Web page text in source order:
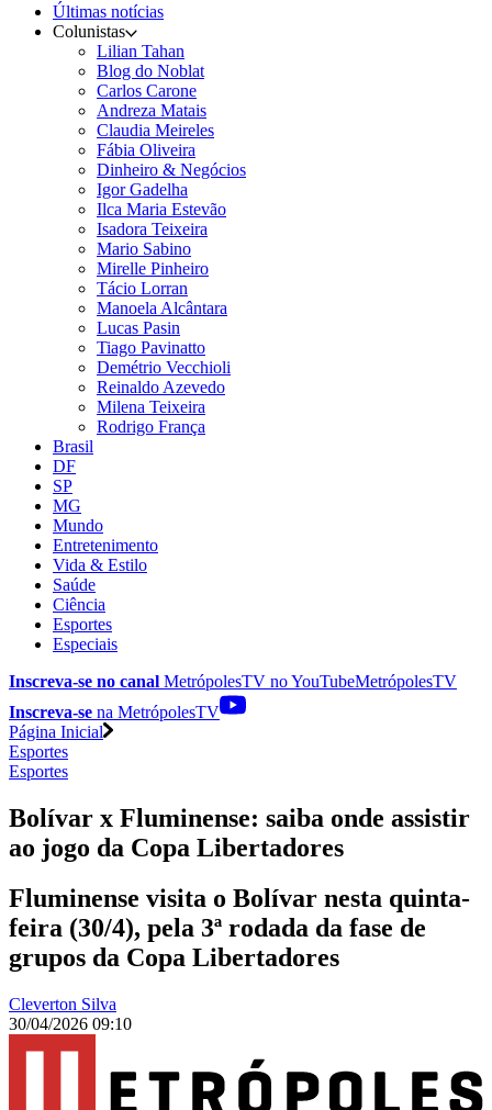
Últimas notícias
Colunistas
Lilian Tahan
Blog do Noblat
Carlos Carone
Andreza Matais
Claudia Meireles
Fábia Oliveira
Dinheiro & Negócios
Igor Gadelha
Ilca Maria Estevão
Isadora Teixeira
Mario Sabino
Mirelle Pinheiro
Tácio Lorran
Manoela Alcântara
Lucas Pasin
Tiago Pavinatto
Demétrio Vecchioli
Reinaldo Azevedo
Milena Teixeira
Rodrigo França
Brasil
DF
SP
MG
Mundo
Entretenimento
Vida & Estilo
Saúde
Ciência
Esportes
Especiais
Inscreva-se no canal MetrópolesTV noYouTubeMetrópolesTV
Inscreva-se na MetrópolesTV
Página Inicial
Esportes
Esportes
Bolívar x Fluminense: saiba onde assistir
ao jogo da Copa Libertadores
Fluminense visita o Bolívar nesta quinta-
feira (30/4), pela 3ª rodada da fase de
grupos da Copa Libertadores
Cleverton Silva
30/04/2026 09:10